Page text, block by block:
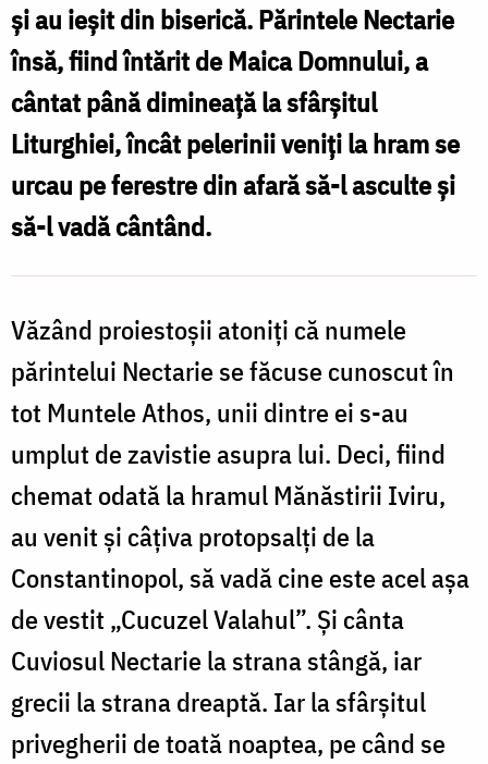
Maica
Domnului
/
Foto:
Oana
Nechifor
şi au ieşit din biserică. Părintele Nectarie
însă, fiind întărit de Maica Domnului, a
cântat până dimineaţă la sfârşitul
Liturghiei, încât pelerinii veniţi la hram se
urcau pe ferestre din afară să-l asculte şi
să-l vadă cântând.
Văzând proiestoşii atoniţi că numele
părintelui Nectarie se făcuse cunoscut în
tot Muntele Athos, unii dintre ei s-au
umplut de zavistie asupra lui. Deci, fiind
chemat odată la hramul Mănăstirii Iviru,
au venit şi câţiva protopsalţi de la
Constantinopol, să vadă cine este acel aşa
de vestit „Cucuzel Valahul”. Şi cânta
Cuviosul Nectarie la strana stângă, iar
grecii la strana dreaptă. Iar la sfârşitul
privegherii de toată noaptea, pe când se